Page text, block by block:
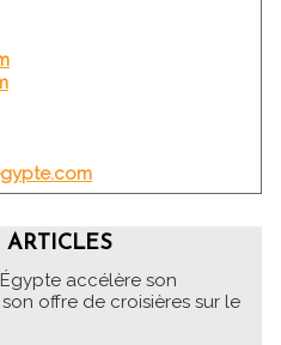
ARTICLES
accélère son
offre de croisières sur le